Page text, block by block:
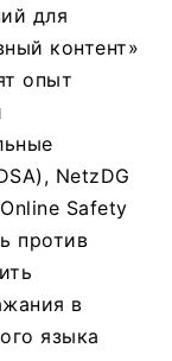
для
контент»
опыт
NetzDG
Safety
против
в
языка